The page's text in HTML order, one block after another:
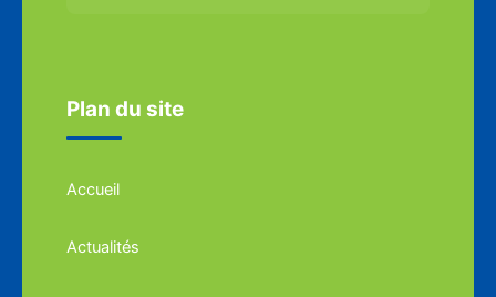
Plan du site
Accueil
Actualités